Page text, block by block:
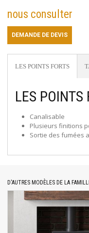
nous consulter
DEMANDE DE DEVIS
LES POINTS FORTS
LES POINTS
Canalisable
Plusieurs finitions
Sortie des fumées
D'AUTRES MODÈLES DE LA